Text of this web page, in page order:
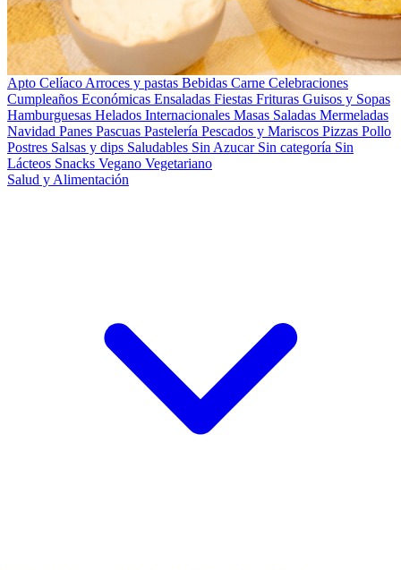
Apto Celíaco Arroces y pastas Bebidas Carne Celebraciones
Cumpleaños Económicas Ensaladas Fiestas Frituras Guisos y Sopas
Hamburguesas Helados Internacionales Masas Saladas Mermeladas
Navidad Panes Pascuas Pastelería Pescados y Mariscos Pizzas Pollo
Postres Salsas y dips Saludables Sin Azucar Sin categoría Sin
Lácteos Snacks Vegano Vegetariano
Salud y Alimentación